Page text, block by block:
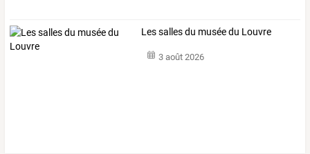
Les salles du musée du Louvre
3 août 2026